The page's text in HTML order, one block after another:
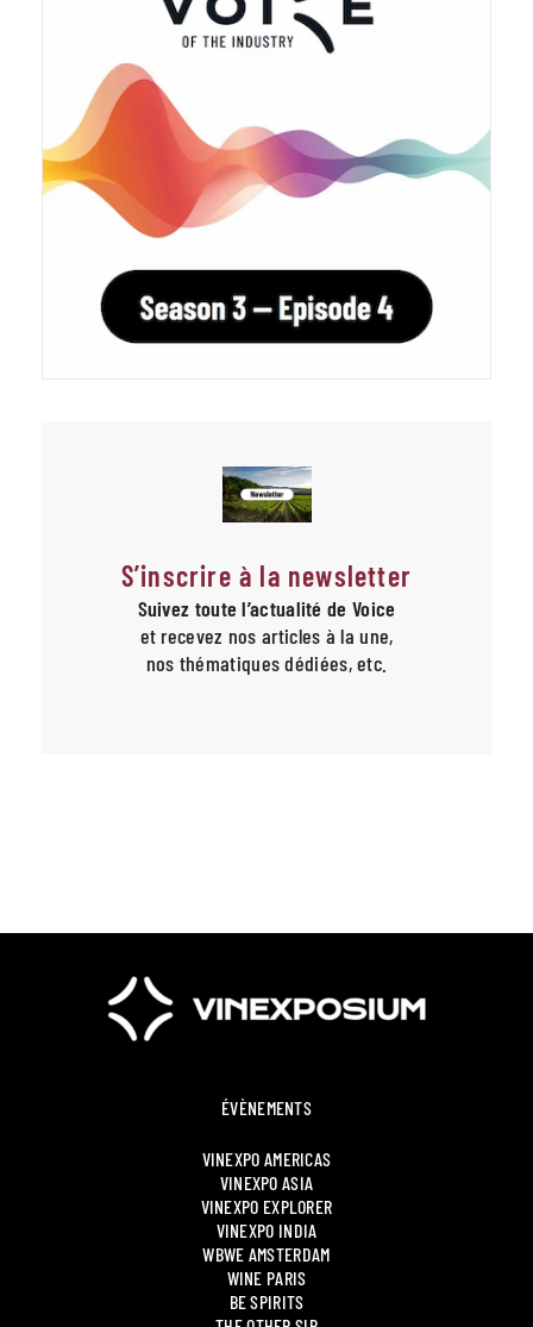
S’inscrire à la newsletter
Suivez toute l’actualité de Voice
et recevez nos articles à la une,
nos thématiques dédiées, etc.
ÉVÈNEMENTS
VINEXPO AMERICAS
VINEXPO ASIA
VINEXPO EXPLORER
VINEXPO INDIA
WBWE AMSTERDAM
WINE PARIS
BE SPIRITS